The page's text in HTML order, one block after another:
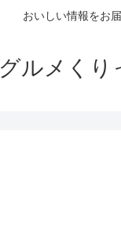
おいしい情報をお
グルメくり